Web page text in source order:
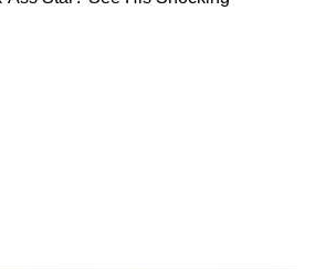
कोने को दें लग्जरी लुक, रखें